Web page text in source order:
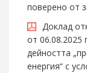
поверено от
Доклад
от 06.08.2025
дейността
енергия“ с